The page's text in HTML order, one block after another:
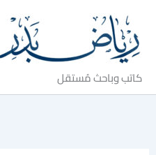
المحتوى
كاتب وباحث مُستقل